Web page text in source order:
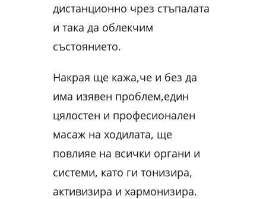
дистанционно чрез стъпалата
и така да облекчим
състоянието.
Накрая ще кажа,че и без да
има изявен проблем,един
цялостен и професионален
масаж на ходилата, ще
повлияе на всички органи и
системи, като ги тонизира,
активизира и хармонизира.